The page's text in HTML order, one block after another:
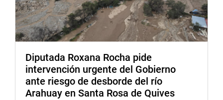
Diputada Roxana Rocha pide
intervención urgente del Gobierno
ante riesgo de desborde del río
Arahuay en Santa Rosa de Quives